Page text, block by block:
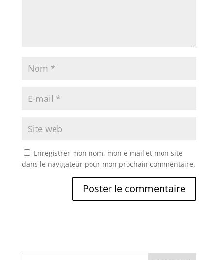
Enregistrer mon nom, mon e-mail et mon site
dans le navigateur pour mon prochain commentaire.